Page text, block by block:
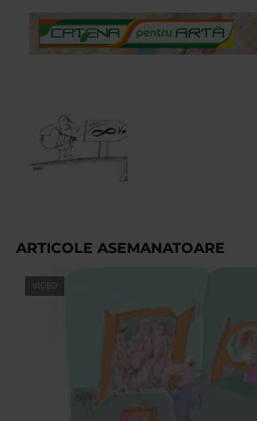
ARTICOLE ASEMANATOARE
VIDEO